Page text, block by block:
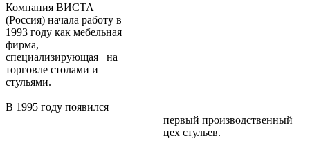
Компания ВИСТА
(Россия) начала работу в
1993 году как мебельная
фирма,
специализирующая на
торговле столами и
стульями.
В 1995 году появился
первый производственный
цех стульев.